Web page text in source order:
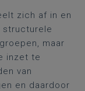
zich af in en
structurele
maar
inzet te
van
en daardoor